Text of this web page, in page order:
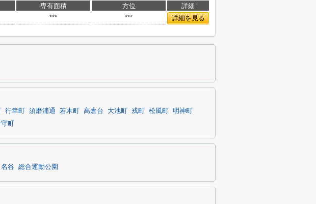
専有面積 方位
詳細
*** *** 詳細を見る
行幸町 須磨浦通 若木町 高倉台 大池町 戎町 松風町
明神町
町
名谷 総合運動公園